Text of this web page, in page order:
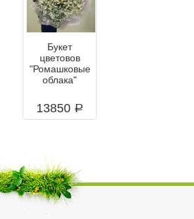
Букет
цветовов
"Ромашковые
облака"
13850 a